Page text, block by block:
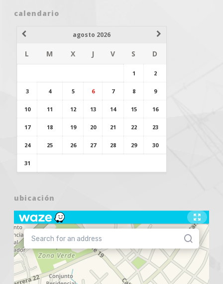
calendario
agosto 2026
L M X J V S D
1 2
3 4 5 6 7 8 9
10 11 12 13 14 15 16
17 18 19 20 21 22 23
24 25 26 27 28 29 30
31
ubicación